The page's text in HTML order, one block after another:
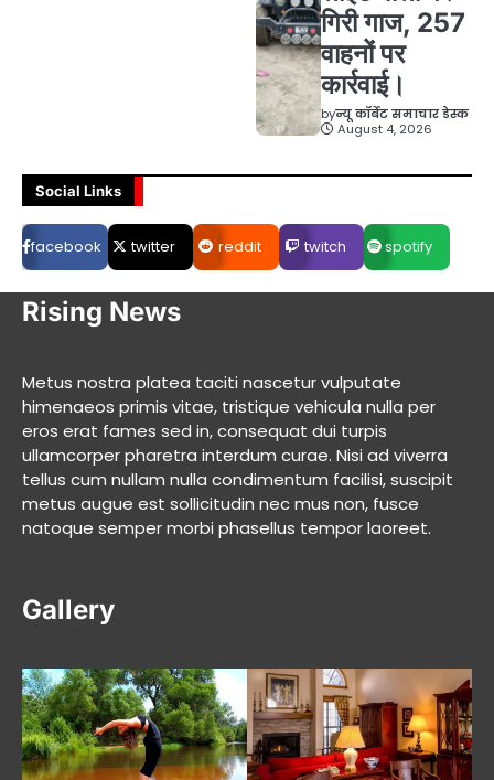
गिरी गाज, 257
वाहनों पर
कार्रवाई।
byन्यू कॉर्बेट समाचार डेस्क
August 4, 2026
Social Links
facebook twitter reddit twitch spotify
Rising News
Metus nostra platea taciti nascetur vulputate
himenaeos primis vitae, tristique vehicula nulla per
eros erat fames sed in, consequat dui turpis
ullamcorper pharetra interdum curae. Nisi ad viverra
tellus cum nullam nulla condimentum facilisi, suscipit
metus augue est sollicitudin nec mus non, fusce
natoque semper morbi phasellus tempor laoreet.
Gallery